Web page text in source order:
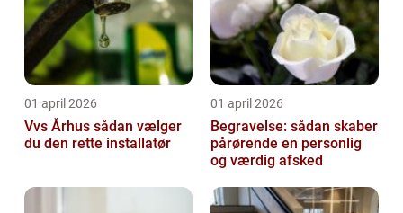
01 april 2026
Vvs Århus sådan vælger
du den rette installatør
01 april 2026
Begravelse: sådan skaber
pårørende en personlig
og værdig afsked